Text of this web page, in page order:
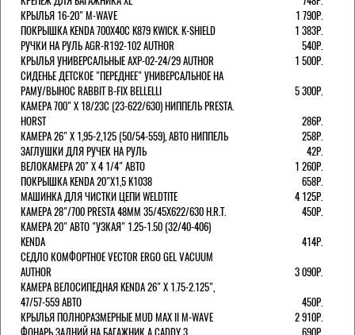
КРЫЛЬЯ 16-20" M-WAVE
1 790Р.
ПОКРЫШКА KENDA 700Х40С K879 KWICK. K-SHIELD
1 383Р.
РУЧКИ НА РУЛЬ AGR-R192-102 AUTHOR
540Р.
КРЫЛЬЯ УНИВЕРСАЛЬНЫЕ AXP-02-24/29 AUTHOR
1 500Р.
СИДЕНЬЕ ДЕТСКОЕ "ПЕРЕДНЕЕ" УНИВЕРСАЛЬНОЕ НА
РАМУ/ВЫНОС RABBIT B-FIX BELLELLI
5 300Р.
КАМЕРА 700" Х 18/23C (23-622/630) НИППЕЛЬ PRESTA.
HORST
286Р.
КАМЕРА 26" X 1,95-2,125 (50/54-559), АВТО НИППЕЛЬ
258Р.
ЗАГЛУШКИ ДЛЯ РУЧЕК НА РУЛЬ
42Р.
ВЕЛОКАМЕРА 20" Х 4 1/4" АВТО
1 260Р.
ПОКРЫШКА KENDA 20"Х1,5 K1038
658Р.
МАШИНКА ДЛЯ ЧИСТКИ ЦЕПИ WELDTITE
4 125Р.
КАМЕРА 28"/700 PRESTA 48ММ 35/45Х622/630 H.R.T.
450Р.
КАМЕРА 20" АВТО "УЗКАЯ" 1.25-1.50 (32/40-406)
KENDA
414Р.
СЕДЛО КОМФОРТНОЕ VECTOR ERGO GEL VACUUM
AUTHOR
3 090Р.
КАМЕРА ВЕЛОСИПЕДНАЯ KENDA 26" Х 1.75-2.125",
47/57-559 АВТО
450Р.
КРЫЛЬЯ ПОЛНОРАЗМЕРНЫЕ MUD MAX II M-WAVE
2 910Р.
ФОНАРЬ ЗАДНИЙ НА БАГАЖНИК A CADDY 3
690Р.